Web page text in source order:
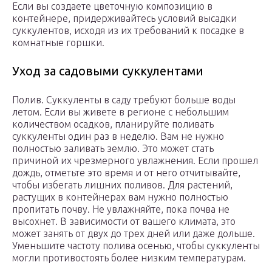
Если вы создаете цветочную композицию в
контейнере, придерживайтесь условий высадки
суккулентов, исходя из их требований к посадке в
комнатные горшки.
Уход за садовыми суккулентами
Полив. Суккуленты в саду требуют больше воды
летом. Если вы живете в регионе с небольшим
количеством осадков, планируйте поливать
суккуленты один раз в неделю. Вам не нужно
полностью заливать землю. Это может стать
причиной их чрезмерного увлажнения. Если прошел
дождь, отметьте это время и от него отчитывайте,
чтобы избегать лишних поливов. Для растений,
растущих в контейнерах вам нужно полностью
пропитать почву. Не увлажняйте, пока почва не
высохнет. В зависимости от вашего климата, это
может занять от двух до трех дней или даже дольше.
Уменьшите частоту полива осенью, чтобы суккуленты
могли противостоять более низким температурам.